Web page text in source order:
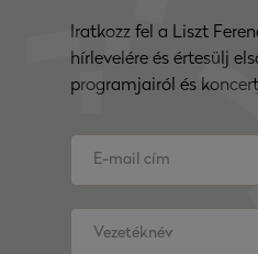
Iratkozz fel a Liszt
hírlevelére és értesülj
programjairól és